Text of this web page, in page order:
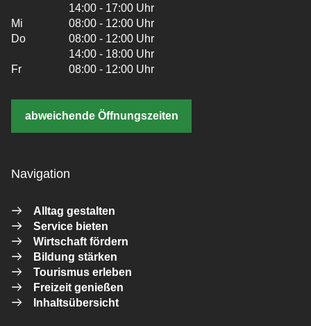
14:00 - 17:00 Uhr
Mi
08:00 - 12:00 Uhr
Do
08:00 - 12:00 Uhr
14:00 - 18:00 Uhr
Fr
08:00 - 12:00 Uhr
abweichende Öffnungszeiten
Navigation
Alltag gestalten
Service bieten
Wirtschaft fördern
Bildung stärken
Tourismus erleben
Freizeit genießen
Inhaltsübersicht